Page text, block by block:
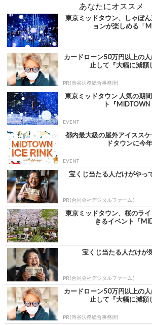
あなたにオススメ
東京ミッドタウン、しゃぼ
ョンが楽しめる「
カードローン50万円以上の
止して『大幅に減額
PR(渋谷法務総合事務所)
東京ミッドタウン 人気の期
ト『MIDTOWN
EVENT
都内最大級の屋外アイスス
ドタウンに今
EVENT
宝くじ当たる人だけがやっ
PR(合同会社デジタルファーム )
東京ミッドタウン、桜のラ
きるイベント「
宝くじ当たる人だけが
PR(合同会社デジタルファーム )
カードローン50万円以上の
止して『大幅に減額
PR(渋谷法務総合事務所)